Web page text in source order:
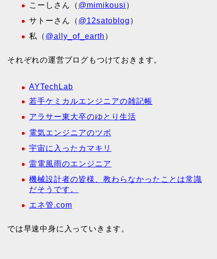
こーしさん（ @mimikousi ）
サトーさん（ @12satoblog ）
私（ @ally_of_earth ）
それぞれの運営ブログもつけておきます。
AYTechLab
若手ケミカルエンジニアの雑記帳
アラサー東大卒のゆとり生活
電気エンジニアのツボ
宇宙に入ったカマキリ
雷電風雨のエンジニア
機械設計者の皆様、教わらなかったことは常識
だそうです。
エネ管.com
では早速中身に入っていきます。